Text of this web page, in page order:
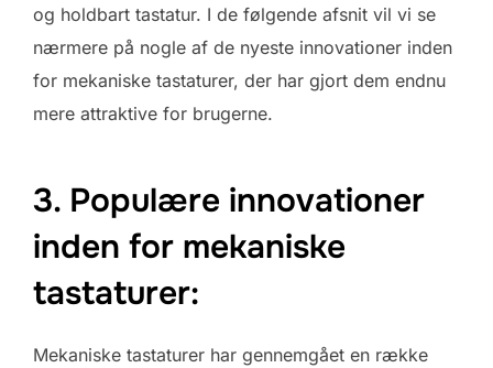
og holdbart tastatur. I de følgende afsnit vil vi se
nærmere på nogle af de nyeste innovationer inden
for mekaniske tastaturer, der har gjort dem endnu
mere attraktive for brugerne.
3. Populære innovationer
inden for mekaniske
tastaturer:
Mekaniske tastaturer har gennemgået en række